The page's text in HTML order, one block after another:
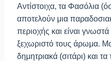
Αντίστοιχα, τα Φασόλια
αποτελούν μια
περιοχής και είναι γνωστά
ξεχωριστό τους άρωμα.
δημητριακά (σιτάρι) και τα